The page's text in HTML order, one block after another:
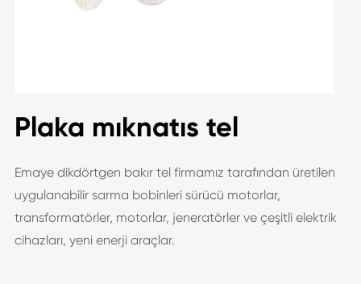
Plaka mıknatıs tel
Emaye dikdörtgen bakır tel firmamız tarafından üretilen
uygulanabilir sarma bobinleri sürücü motorlar,
transformatörler, motorlar, jeneratörler ve çeşitli elektrik
cihazları, yeni enerji araçlar.